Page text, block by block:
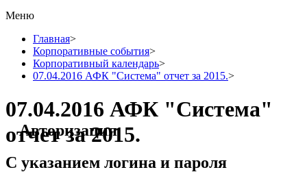
Меню
Главная>
Корпоративные события>
Корпоративный календарь>
07.04.2016 АФК "Система" отчет за 2015.>
07.04.2016 АФК "Система"
отчет за 2015.
Авторизация
С указанием логина и пароля